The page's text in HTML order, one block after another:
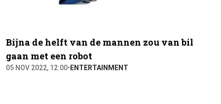
Bijna de helft van de mannen zou van bil
gaan met een robot
05 NOV 2022, 12:00• ENTERTAINMENT